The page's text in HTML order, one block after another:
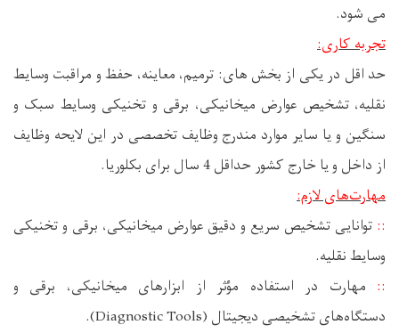
می ‌شود.
تجربه کاری:
حد اقل در یکی از بخش های: ترمیم، معاینه، حفظ و مراقبت وسایط
نقلیه، تشخیص عوارض میخانیکی، برقی و تخنیکی وسایط سبک و
سنگین و یا سایر موارد مندرج وظایف تخصصی در این لایحه وظایف
از داخل و یا خارج کشور حداقل 4 سال برای بکلوریا.
مهارت­‌های لازم:
:: توانایی تشخیص سریع و دقیق عوارض میخانیکی، برقی و تخنیکی
وسایط نقلیه.
:: مهارت در استفاده مؤثر از ابزارهای میخانیکی، برقی و
دستگاه‌های تشخیصی دیجیتال (Diagnostic Tools
).